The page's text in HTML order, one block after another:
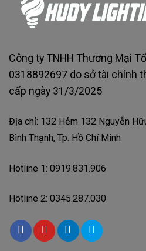
Công ty TNHH Thương Mại
0318892697 do sở tài chính
cấp ngày 31/3/2025
Địa chỉ: 132 Hẻm 132 Nguyễn
Bình Thạnh, Tp. Hồ Chí Minh
Hotline 1: 0919.831.906
Hotline 2: 0345.287.030